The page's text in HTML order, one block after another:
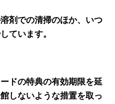
剤での清掃のほか、いつ
ています。
ドの特典の有効期限を延
しないような措置を取っ